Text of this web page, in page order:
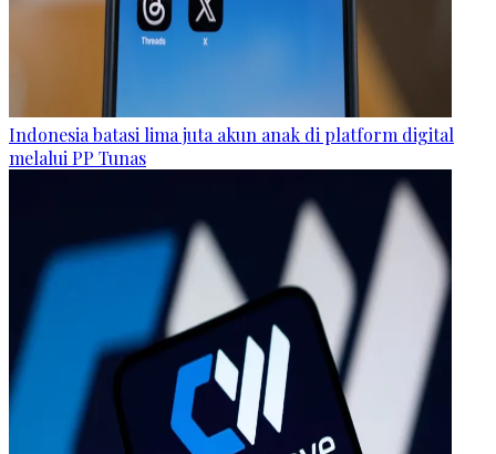
Indonesia batasi lima juta akun anak di platform digital
melalui PP Tunas